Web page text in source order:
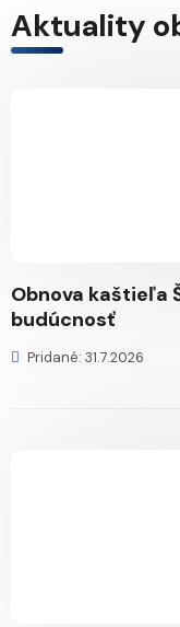
Aktuality
Obnova kaštieľa
budúcnosť
Pridané: 31.7.2026